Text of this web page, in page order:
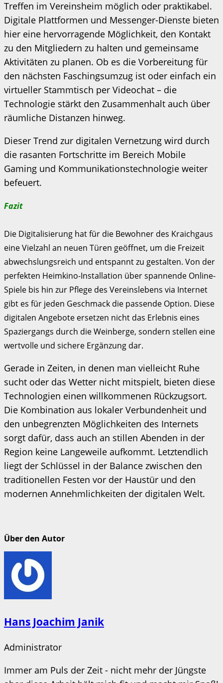
Treffen im Vereinsheim möglich oder praktikabel.
Digitale Plattformen und Messenger-Dienste bieten
hier eine hervorragende Möglichkeit, den Kontakt
zu den Mitgliedern zu halten und gemeinsame
Aktivitäten zu planen. Ob es die Vorbereitung für
den nächsten Faschingsumzug ist oder einfach ein
virtueller Stammtisch per Videochat – die
Technologie stärkt den Zusammenhalt auch über
räumliche Distanzen hinweg.
Dieser Trend zur digitalen Vernetzung wird durch
die rasanten Fortschritte im Bereich Mobile
Gaming und Kommunikationstechnologie weiter
befeuert.
Fazit
Die Digitalisierung hat für die Bewohner des Kraichgaus
eine Vielzahl an neuen Türen geöffnet, um die Freizeit
abwechslungsreich und entspannt zu gestalten. Von der
perfekten Heimkino-Installation über spannende Online-
Spiele bis hin zur Pflege des Vereinslebens via Internet
gibt es für jeden Geschmack die passende Option. Diese
digitalen Angebote ersetzen nicht das Erlebnis eines
Spaziergangs durch die Weinberge, sondern stellen eine
wertvolle und sichere Ergänzung dar.
Gerade in Zeiten, in denen man vielleicht Ruhe
sucht oder das Wetter nicht mitspielt, bieten diese
Technologien einen willkommenen Rückzugsort.
Die Kombination aus lokaler Verbundenheit und
den unbegrenzten Möglichkeiten des Internets
sorgt dafür, dass auch an stillen Abenden in der
Region keine Langeweile aufkommt. Letztendlich
liegt der Schlüssel in der Balance zwischen den
traditionellen Festen vor der Haustür und den
modernen Annehmlichkeiten der digitalen Welt.
Über den Autor
Hans Joachim Janik
Administrator
Immer am Puls der Zeit - nicht mehr der Jüngste